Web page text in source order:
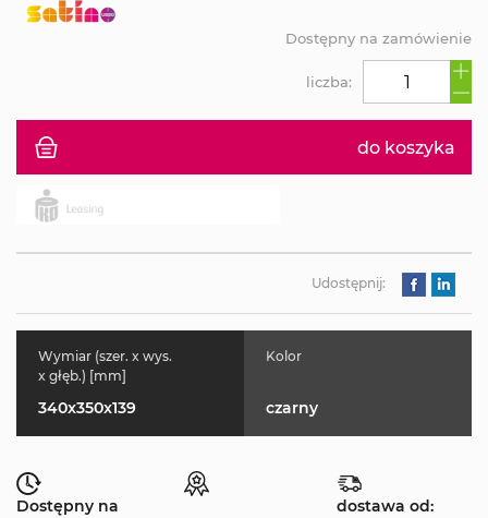
do koszyka
liczba:
Dostępny na zamówienie
Udostępnij:
Wymiar (szer. x wys.
x głęb.) [mm]
340x350x139
Kolor
czarny
Dostępny na
dostawa od: